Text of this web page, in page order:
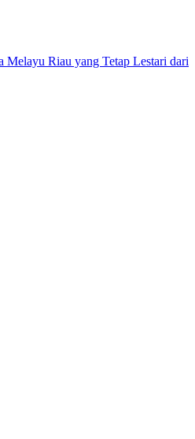
Melayu Riau yang Tetap Lestari dari